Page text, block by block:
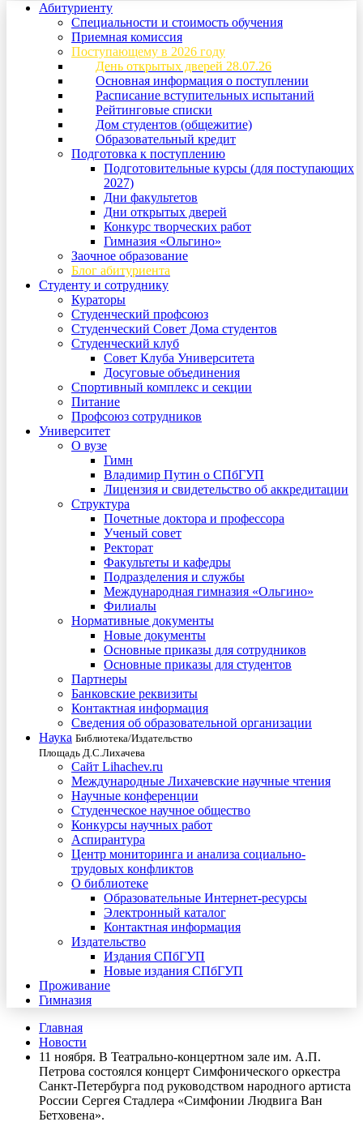
Абитуриенту
Специальности и стоимость обучения
Приемная комиссия
Поступающему в 2026 году
День открытых дверей 28.07.26
Основная информация о поступлении
Расписание вступительных испытаний
Рейтинговые списки
Дом студентов (общежитие)
Образовательный кредит
Подготовка к поступлению
Подготовительные курсы (для поступающих
2027)
Дни факультетов
Дни открытых дверей
Конкурс творческих работ
Гимназия «Ольгино»
Заочное образование
Блог абитуриента
Студенту и сотруднику
Кураторы
Студенческий профсоюз
Студенческий Совет Дома студентов
Студенческий клуб
Совет Клуба Университета
Досуговые объединения
Спортивный комплекс и секции
Питание
Профсоюз сотрудников
Университет
О вузе
Гимн
Владимир Путин о СПбГУП
Лицензия и свидетельство об аккредитации
Структура
Почетные доктора и профессора
Ученый совет
Ректорат
Факультеты и кафедры
Подразделения и службы
Международная гимназия «Ольгино»
Филиалы
Нормативные документы
Новые документы
Основные приказы для сотрудников
Основные приказы для студентов
Партнеры
Банковские реквизиты
Контактная информация
Сведения об образовательной организации
Наука Библиотека/Издательство
Площадь Д.С.Лихачева
Сайт Lihachev.ru
Международные Лихачевские научные чтения
Научные конференции
Студенческое научное общество
Конкурсы научных работ
Аспирантура
Центр мониторинга и анализа социально-
трудовых конфликтов
О библиотеке
Образовательные Интернет-ресурсы
Электронный каталог
Контактная информация
Издательство
Издания СПбГУП
Новые издания СПбГУП
Проживание
Гимназия
Главная
Новости
11 ноября. В Театрально-концертном зале им. А.П.
Петрова состоялся концерт Симфонического оркестра
Санкт-Петербурга под руководством народного артиста
России Сергея Стадлера «Симфонии Людвига Ван
Бетховена».